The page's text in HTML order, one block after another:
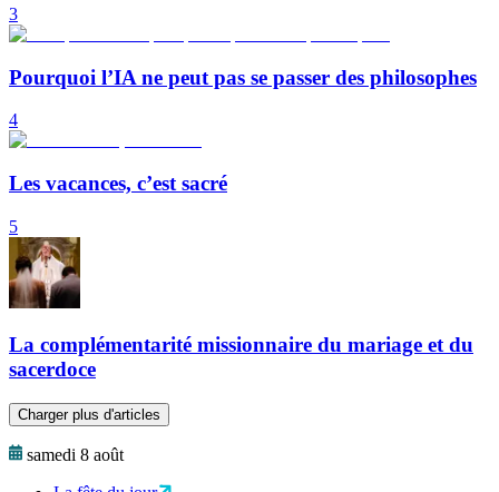
3
Pourquoi l’IA ne peut pas se passer des philosophes
4
Les vacances, c’est sacré
5
La complémentarité missionnaire du mariage et du
sacerdoce
Charger plus d'articles
samedi 8 août